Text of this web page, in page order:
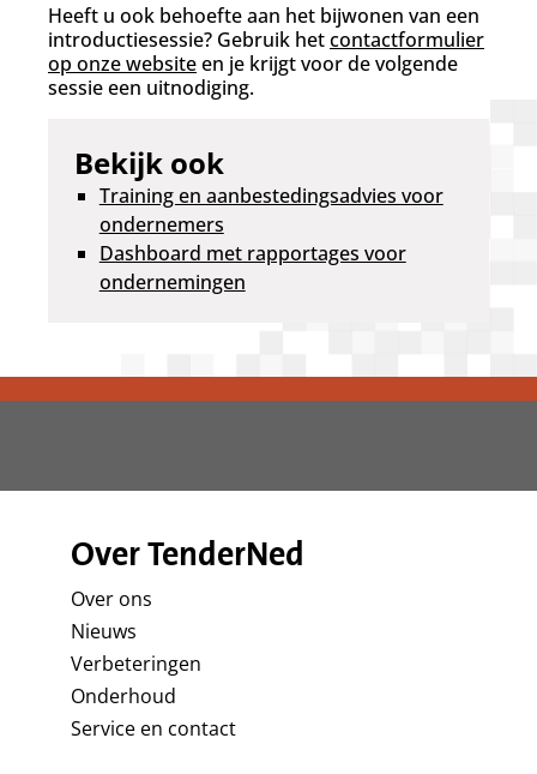
Heeft u ook behoefte aan het bijwonen van een
introductiesessie? Gebruik hetcontactformulier
op onze websiteen je krijgt voor de volgende
sessie een uitnodiging.
Bekijk ook
Training en aanbestedingsadvies voor
ondernemers
Dashboard met rapportages voor
ondernemingen
Over TenderNed
Over ons
Nieuws
Verbeteringen
Onderhoud
Service en contact